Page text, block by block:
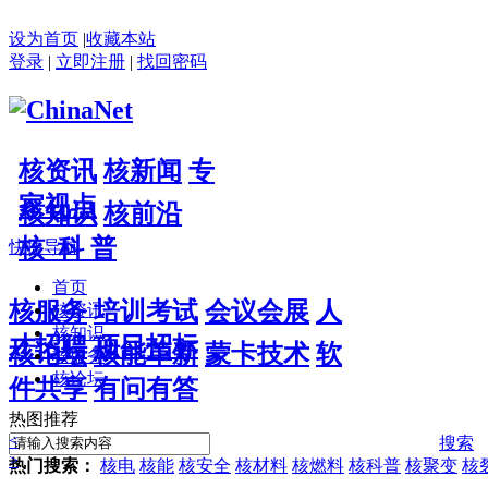
设为首页 |收藏本站
登录 | 立即注册 | 找回密码
核资讯 核新闻 专
家视点
核知识 核前沿
核 科 普
核服务 培训考试 会议会展 人
才招聘 项目招标
核论坛 核能革新 蒙卡技术 软
件共享 有问有答
搜索
热门搜索： 核电 核能 核安全 核材料 核燃料 核科普 核聚变 核
快捷导航
首页
核资讯
核知识
核服务
核论坛
热图推荐
<
>